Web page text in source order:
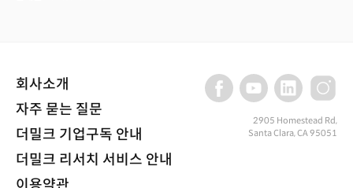
회사소개
자주 묻는 질문
더밀크 기업구독 안내
더밀크 리서치 서비스 안내
2905 Homestead Rd,
Santa Clara, CA 95051